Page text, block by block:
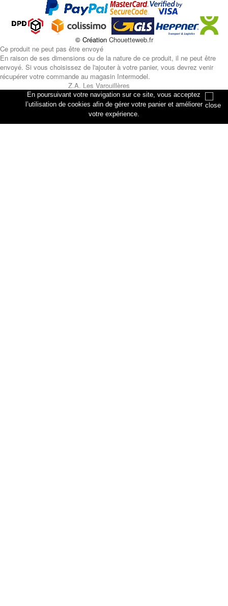
En poursuivant votre navigation sur ce site, vous acceptez
l’utilisation de cookies afin de gérer votre panier et améliorer
votre expérience.
© Création Chouetteweb.fr
Ce produit ne peut pas être envoyé
En raison de ses dimensions ou de la nature de ce produit, il ne peut être
envoyé. Si vous choisissez de l'ajouter à votre panier, vous devrez venir
récupérer votre commande au magasin Intermodel.
Z.A. Les Varouillères
rue des artisans
76330 Petiville
Ajouter au panier